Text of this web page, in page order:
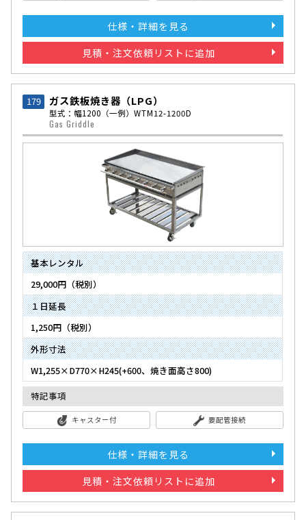
仕様・詳細を見る
見積・注文依頼リストに追加
179 ガス鉄板焼き器（LPG）
型式：幅1200 （一例）WTM12-1200D
Gas Griddle
基本レンタル
29,000円（税別）
１日延長
1,250円（税別）
外形寸法
W1,255×D770×H245(+600、焼き面高さ800)
特記事項
キャスター付 要配管接続
仕様・詳細を見る
見積・注文依頼リストに追加